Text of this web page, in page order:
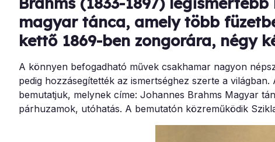
magyar tánca, amely több
kettő 1869-ben zongorára, négy
A könnyen befogadható művek csakhamar nagyon
pedig hozzásegítették az ismertséghez szerte a
bemutatjuk, melynek címe: Johannes Brahms Magyar
párhuzamok, utóhatás. A bemutatón közreműködik